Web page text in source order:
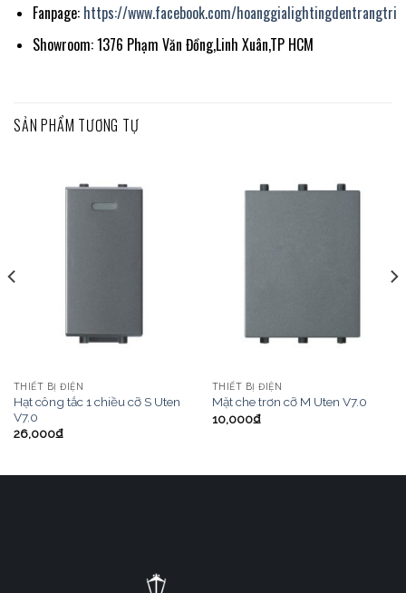
Fanpage: https://www.facebook.com/hoanggialightingdentrangtri
Showroom: 1376 Phạm Văn Đồng,Linh Xuân,TP HCM
SẢN PHẨM TƯƠNG TỰ
THIẾT BỊ ĐIỆN
Hạt công tắc 1 chiều cỡ S Uten
V7.0
26,000₫
THIẾT BỊ ĐIỆN
Mặt che trơn cỡ M Uten V7.0
10,000₫